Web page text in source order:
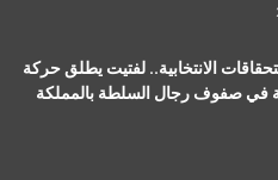
الانتخابية.. لفتيت يطلق حركة
في صفوف رجال السلطة بالمملكة